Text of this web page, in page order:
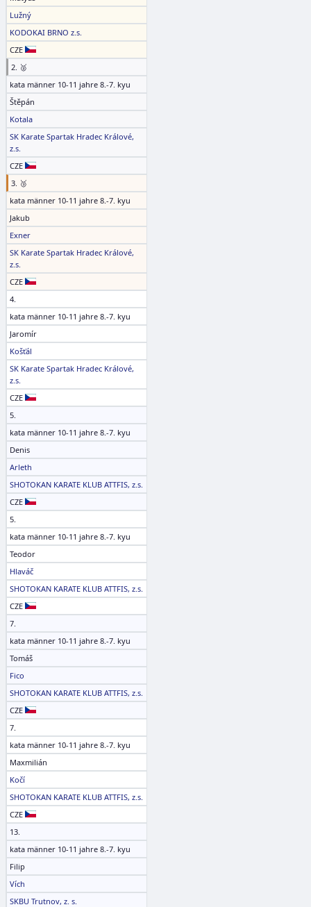
Lužný
KODOKAI BRNO z.s.
CZE
2. 🥈
kata männer 10-11 jahre 8.-7. kyu
Štěpán
Kotala
SK Karate Spartak Hradec Králové,
z.s.
CZE
3. 🥉
kata männer 10-11 jahre 8.-7. kyu
Jakub
Exner
SK Karate Spartak Hradec Králové,
z.s.
CZE
4.
kata männer 10-11 jahre 8.-7. kyu
Jaromír
Košťál
SK Karate Spartak Hradec Králové,
z.s.
CZE
5.
kata männer 10-11 jahre 8.-7. kyu
Denis
Arleth
SHOTOKAN KARATE KLUB ATTFIS, z.s.
CZE
5.
kata männer 10-11 jahre 8.-7. kyu
Teodor
Hlaváč
SHOTOKAN KARATE KLUB ATTFIS, z.s.
CZE
7.
kata männer 10-11 jahre 8.-7. kyu
Tomáš
Fico
SHOTOKAN KARATE KLUB ATTFIS, z.s.
CZE
7.
kata männer 10-11 jahre 8.-7. kyu
Maxmilián
Kočí
SHOTOKAN KARATE KLUB ATTFIS, z.s.
CZE
13.
kata männer 10-11 jahre 8.-7. kyu
Filip
Vích
SKBU Trutnov, z. s.